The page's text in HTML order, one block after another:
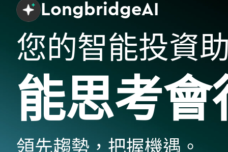
LongbridgeAI
您的智能投資
能思考會
領先趨勢，把握機遇。